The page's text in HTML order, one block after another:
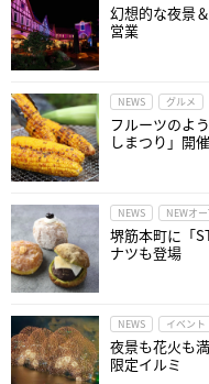
幻想的な夜景
営業
NEWS グルメ
フルーツのよ
しまつり」開催
NEWS NEWオ
堺筋本町に「
ナツも登場
NEWS イベント
夜景も花火も
限定イルミ